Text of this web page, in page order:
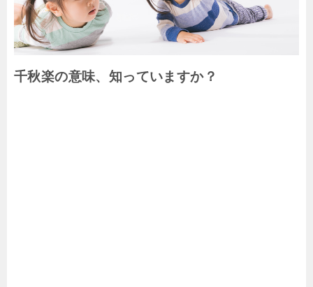
千秋楽の意味、知っていますか？